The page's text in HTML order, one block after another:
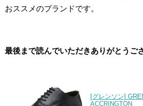
おススメのブランドです。
最後まで読んでいただきありがとうご
[グレンソン]
ACCRINGTON